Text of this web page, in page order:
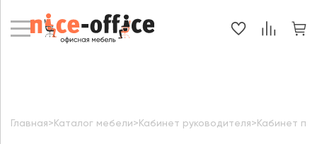
Главная> Каталог мебели> Кабинет руководителя> Кабинет